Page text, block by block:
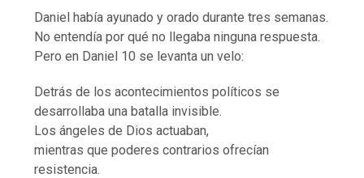
Daniel había ayunado y orado durante tres semanas.
No entendía por qué no llegaba ninguna respuesta.
Pero en Daniel 10 se levanta un velo:
Detrás de los acontecimientos políticos se
desarrollaba una batalla invisible.
Los ángeles de Dios actuaban,
mientras que poderes contrarios ofrecían
resistencia.